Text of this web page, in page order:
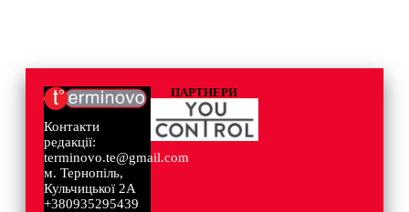
Контакти
редакції:
terminovo.te@gmail.com
м. Тернопіль,
Кульчицької 2А
+380935295439
ПАРТНЕРИ